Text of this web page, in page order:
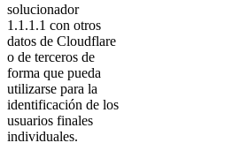
solucionador
1.1.1.1 con otros
datos de Cloudflare
o de terceros de
forma que pueda
utilizarse para la
identificación de los
usuarios finales
individuales.